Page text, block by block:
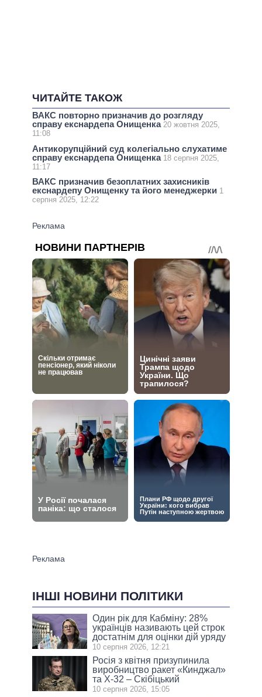
ЧИТАЙТЕ ТАКОЖ
ВАКС повторно призначив до розгляду
справу екснардепа Онищенка 20 жовтня 2025,
11:08
Антикорупційний суд колегіально слухатиме
справу екснардепа Онищенка 18 серпня 2025,
11:17
ВАКС призначив безоплатних захисників
екснардепу Онищенку та його менеджерки 1
серпня 2025, 12:22
ІНШІ НОВИНИ ПОЛІТИКИ
Один рік для Кабміну: 28%
українців називають цей строк
достатнім для оцінки дій уряду
10 серпня 2026, 12:21
Росія з квітня призупинила
виробництво ракет «Кинджал»
та Х-32 – Скібіцький
10 серпня 2026, 15:05